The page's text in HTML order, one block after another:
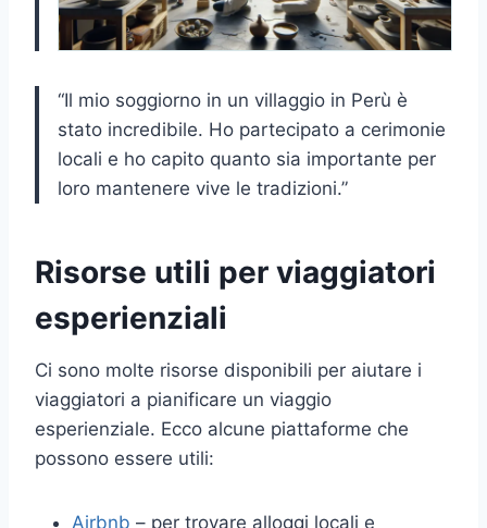
“Il mio soggiorno in un villaggio in Perù è
stato incredibile. Ho partecipato a cerimonie
locali e ho capito quanto sia importante per
loro mantenere vive le tradizioni.”
Risorse utili per viaggiatori
esperienziali
Ci sono molte risorse disponibili per aiutare i
viaggiatori a pianificare un viaggio
esperienziale. Ecco alcune piattaforme che
possono essere utili:
Airbnb – per trovare alloggi locali e